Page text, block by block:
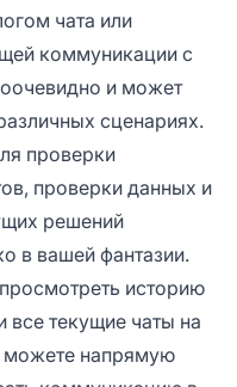
чата или
коммуникации с
и может
сценариях.
проверки
проверки данных и
решений
в вашей фантазии.
историю
все текущие чаты на
можете напрямую